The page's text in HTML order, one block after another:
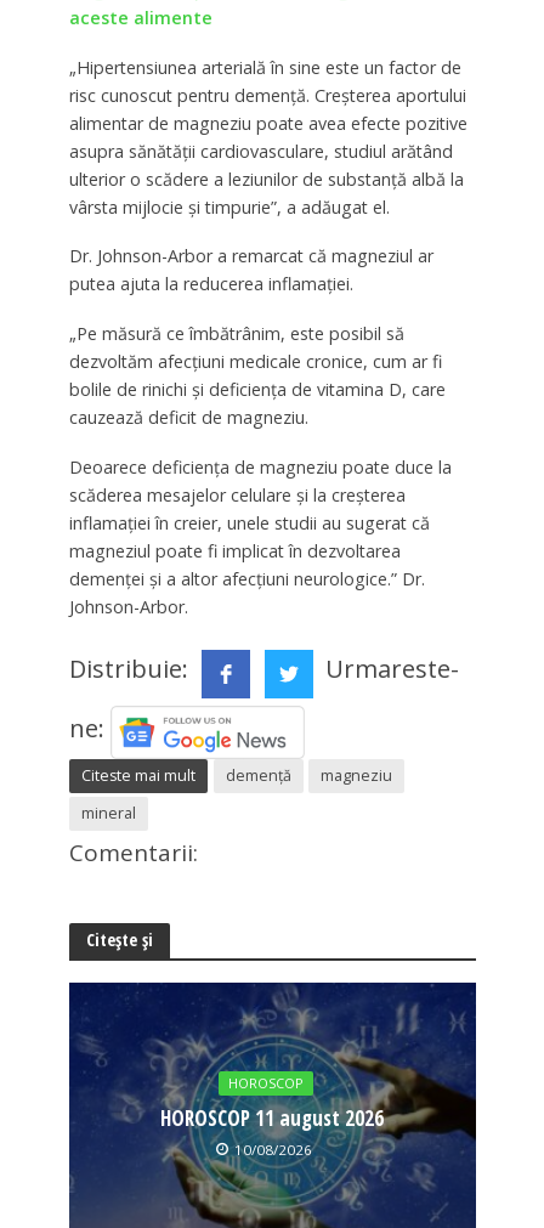
aceste alimente
„Hipertensiunea arterială în sine este un factor de
risc cunoscut pentru demență. Creșterea aportului
alimentar de magneziu poate avea efecte pozitive
asupra sănătății cardiovasculare, studiul arătând
ulterior o scădere a leziunilor de substanță albă la
vârsta mijlocie și timpurie”, a adăugat el.
Dr. Johnson-Arbor a remarcat că magneziul ar
putea ajuta la reducerea inflamației.
„Pe măsură ce îmbătrânim, este posibil să
dezvoltăm afecțiuni medicale cronice, cum ar fi
bolile de rinichi și deficiența de vitamina D, care
cauzează deficit de magneziu.
Deoarece deficiența de magneziu poate duce la
scăderea mesajelor celulare și la creșterea
inflamației în creier, unele studii au sugerat că
magneziul poate fi implicat în dezvoltarea
demenței și a altor afecțiuni neurologice.” Dr.
Johnson-Arbor.
Distribuie:
Urmareste-
ne:
Citeste mai mult demență
magneziu
mineral
Comentarii:
Citește și
HOROSCOP
HOROSCOP 11 august 2026
10/08/2026